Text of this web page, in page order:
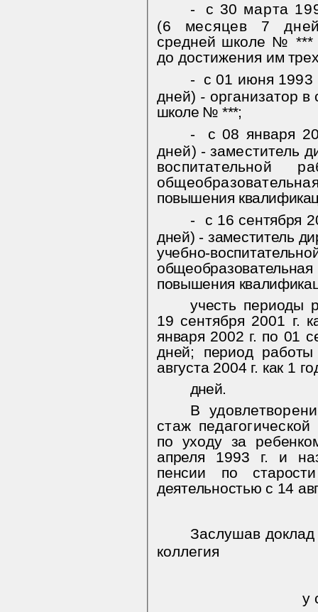
-
с 30 марта
(6 месяцев 7
средней школе № ***
до достижения им
- с 01 июня 1993
дней) - организатор в
школе № ***;
-
с 08 января
дней) - заместитель
повышения
-
с 16 сентября
дней) - заместитель
учебно-
повышения
учесть периоды
19 сентября 2001 г.
января 2002 г. по 01
дней; период
августа 2004 г. как 1
дней.
В
стаж педагогической
по уходу за
апреля 1993 г. и
пенсии по
деятельностью с 14
Заслушав
коллегия
у